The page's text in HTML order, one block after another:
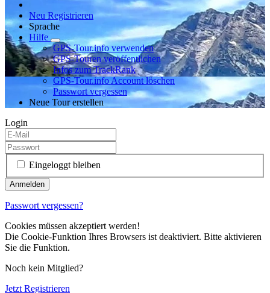
Neu Registrieren
Sprache
Hilfe
GPS-Tour.info verwenden
GPS-Touren veröffentlichen
Infos zum TrackRank
GPS-Tour.info Account löschen
Passwort vergessen
Neue Tour erstellen
Login
Eingeloggt bleiben
Passwort vergessen?
Cookies müssen akzeptiert werden!
Die Cookie-Funktion Ihres Browsers ist deaktiviert. Bitte aktivieren
Sie die Funktion.
Noch kein Mitglied?
Jetzt Registrieren